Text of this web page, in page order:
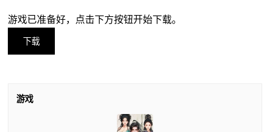
游戏已准备好，点击下方按钮开始下载。
下载
游戏